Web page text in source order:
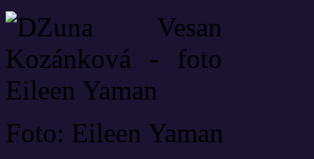
Foto: Eileen Yaman